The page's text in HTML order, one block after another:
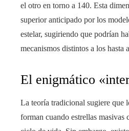
el otro en torno a 140. Esta
superior anticipado por los
estelar, sugiriendo que podrían
mecanismos distintos a los hasta
El enigmático
La teoría tradicional sugiere que
forman cuando estrellas masivas